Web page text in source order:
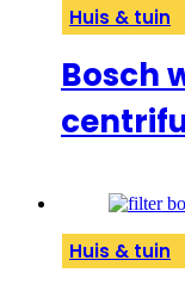
Huis & tuin
Bosch
Huis & tuin